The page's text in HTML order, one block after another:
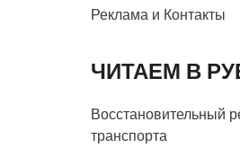
Реклама и Контакты
ЧИТАЕМ В
Восстановительный
транспорта